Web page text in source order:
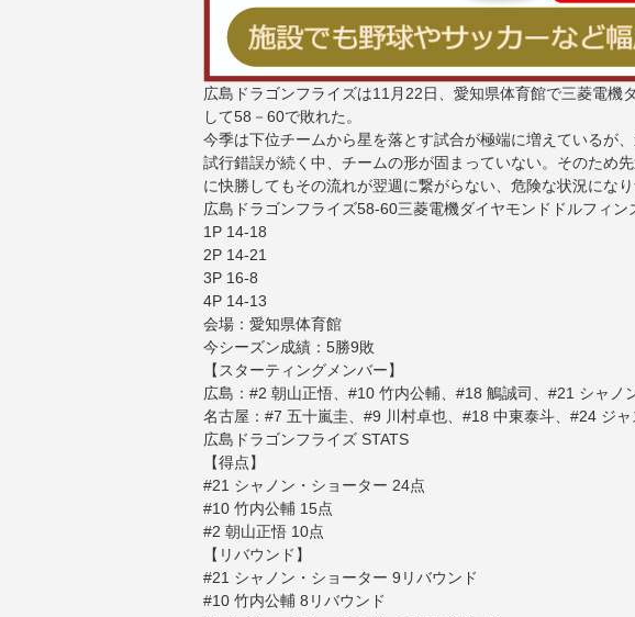
広島ドラゴンフライズは11月22日、愛知県体育館で三菱電機
して58－60で敗れた。
今季は下位チームから星を落とす試合が極端に増えているが
試行錯誤が続く中、チームの形が固まっていない。そのため
に快勝してもその流れが翌週に繋がらない、危険な状況になり
広島ドラゴンフライズ58-60三菱電機ダイヤモンドドルフィン
1P 14-18
2P 14-21
3P 16-8
4P 14-13
会場：愛知県体育館
今シーズン成績：5勝9敗
【スターティングメンバー】
広島：#2 朝山正悟、#10 竹内公輔、#18 鵤誠司、#21 シャノ
名古屋：#7 五十嵐圭、#9 川村卓也、#18 中東泰斗、#24 ジ
広島ドラゴンフライズ STATS
【得点】
#21 シャノン・ショーター 24点
#10 竹内公輔 15点
#2 朝山正悟 10点
【リバウンド】
#21 シャノン・ショーター 9リバウンド
#10 竹内公輔 8リバウンド